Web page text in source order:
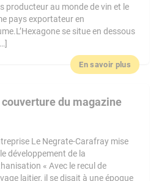
producteur au monde de vin et le
pays exportateur en
se situe en dessous
En savoir plus
du magazine
Le Negrate-Carafray mise
développement de la
« Avec le recul de
laitier, il se disait à une époque